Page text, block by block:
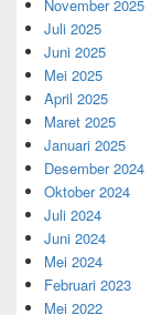
November 2025
Juli 2025
Juni 2025
Mei 2025
April 2025
Maret 2025
Januari 2025
Desember 2024
Oktober 2024
Juli 2024
Juni 2024
Mei 2024
Februari 2023
Mei 2022